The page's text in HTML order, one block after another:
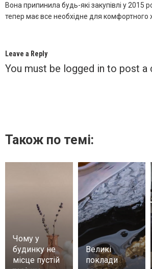
Вона припинила будь-які закупівлі у 2015
тепер має все необхідне для комфортного
Leave a Reply
You must be logged in to post a
Також по темі:
Чому у
будинку не
місце пустій
Великі
поклади